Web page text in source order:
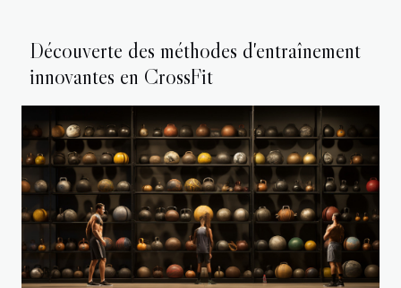
Découverte des méthodes d'entraînement
innovantes en CrossFit